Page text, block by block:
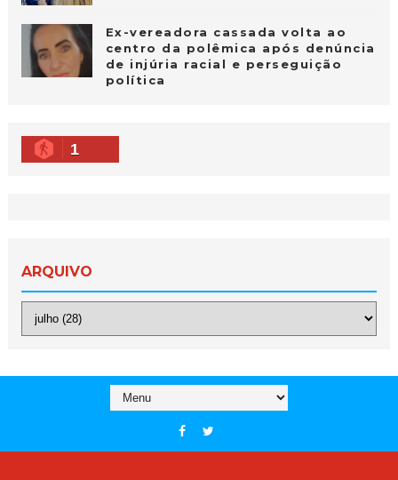
Ex-vereadora cassada volta ao
centro da polêmica após denúncia
de injúria racial e perseguição
política
1
ARQUIVO